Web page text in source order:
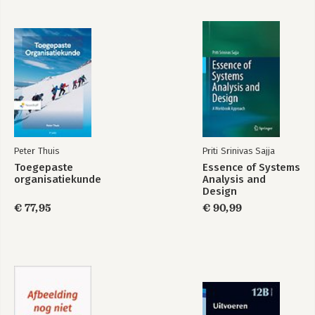
3.10 Samenvatting 62
Deel II Veranderkundige inzichten in ontwikkeling 65
4 De ontwikkeling van het vakgebied veranderkunde 67
4.1 Inleiding 67
Leerdoelen 68
4.2 Ontwikkelingslijnen binnen veranderkunde 68
4.3 Samenvatting 95
4.4 Leervragen en opdracht 96
5 Fasenmodellen als onderdeel van integrale veranderkunde
99
5.1 Inleiding 99
Leerdoelen 100
5.5 Wat moet een change-agent doen in veranderfasen? 115
5.6 Fasen meer inhoud geven met slaagfactoren 120
Peter Thuis
Toegepaste
organisatiekunde
€ 77,95
Priti Srinivas Sajja
Essence of Systems
Analysis and
Design
€ 90,99